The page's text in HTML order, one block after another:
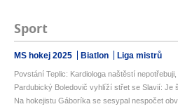
Sport
MS hokej 2025 Biatlon Liga mistrů
Povstání Teplic: Kardiologa naštěstí
Pardubický Boledovič vyhlíží střet se Slavií: Je
Na hokejistu Gáboríka se sesypal nespočet